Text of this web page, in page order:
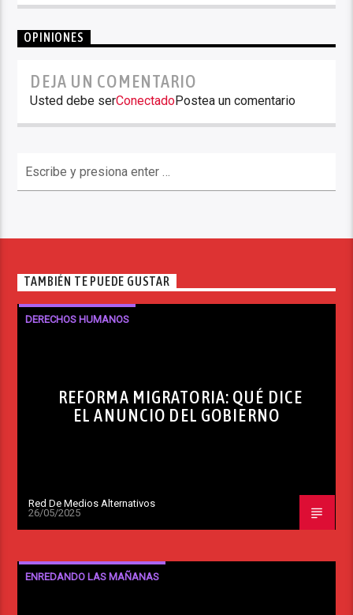
OPINIONES
DEJA UN COMENTARIO
Usted debe serConectadoPostea un comentario
TAMBIÉN TE PUEDE GUSTAR
DERECHOS HUMANOS
REFORMA MIGRATORIA: QUÉ DICE
EL ANUNCIO DEL GOBIERNO
Red De Medios Alternativos
26/05/2025
ENREDANDO LAS MAÑANAS